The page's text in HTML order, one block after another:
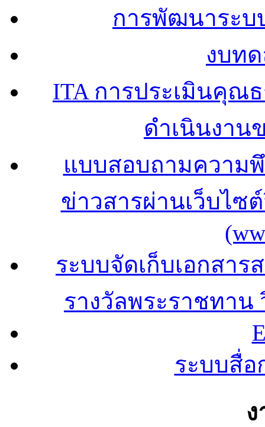
การพัฒนาระ
งบท
ITA การประเมินคุณ
ดำเนินงาน
แบบสอบถามความ
ข่าวสารผ่านเว็บไซ
ระบบจัดเก็บเอกสา
รางวัลพระราชทา
ระบบสื่อ